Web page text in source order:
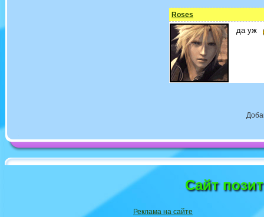
Roses
да уж
Сайт
Реклама на сайте